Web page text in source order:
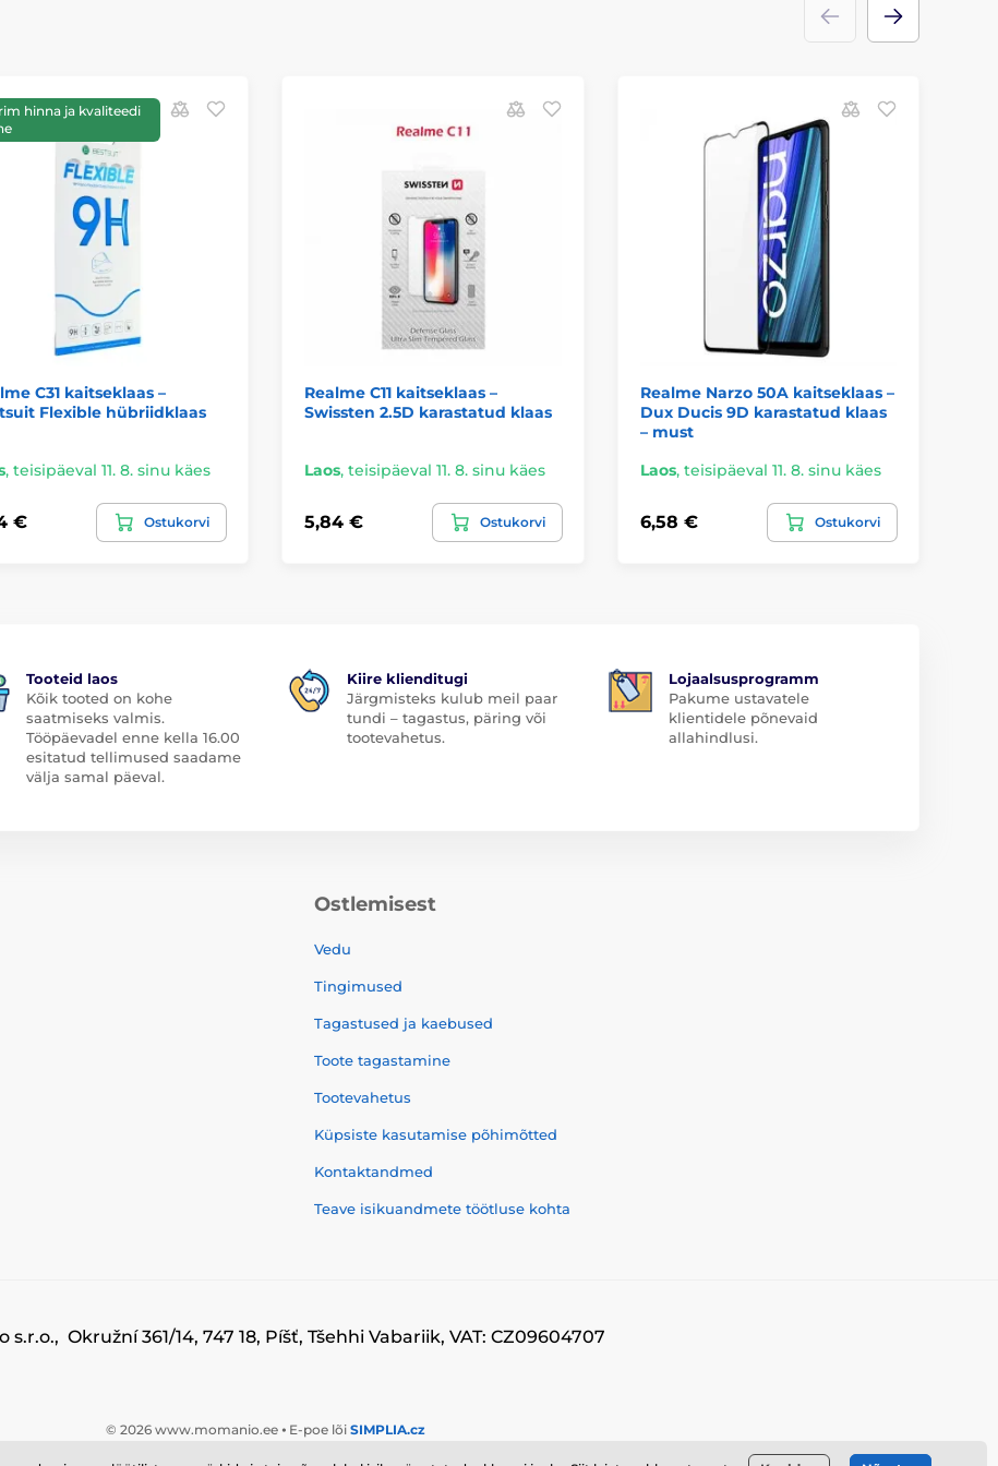
hinna ja kvaliteedi
C31 kaitseklaas –
Flexible hübriidklaas
, teisipäeval 11. 8. sinu käes
€ Ostukorvi
Realme C11 kaitseklaas –
Swissten 2.5D karastatud klaas
Laos, teisipäeval 11. 8. sinu käes
5,84 € Ostukorvi
Realme Narzo 50A kaitseklaas –
Dux Ducis 9D karastatud klaas
– must
Laos, teisipäeval 11. 8. sinu käes
6,58 € Ostukorvi
Tooteid laos
Kõik tooted on kohe
saatmiseks valmis.
Tööpäevadel enne kella 16.00
esitatud tellimused saadame
välja samal päeval.
Kiire klienditugi
Järgmisteks kulub meil paar
tundi – tagastus, päring või
tootevahetus.
Lojaalsusprogramm
Pakume ustavatele
klientidele põnevaid
allahindlusi.
Ostlemisest
Vedu
Tingimused
Tagastused ja kaebused
Toote tagastamine
Tootevahetus
Küpsiste kasutamise põhimõtted
Kontaktandmed
Teave isikuandmete töötluse kohta
s.r.o., Okružní 361/14, 747 18, Píšť, Tšehhi Vabariik, VAT: CZ09604707
© 2026 www.momanio.ee ⦁ E-poe lõi SIMPLIA.cz